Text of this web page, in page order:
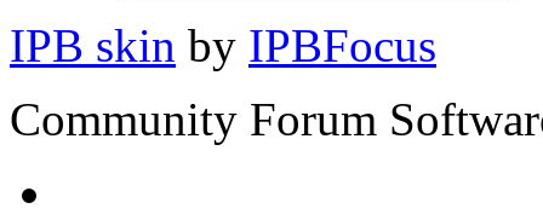
IPB skin by IPBFocus
Community Forum